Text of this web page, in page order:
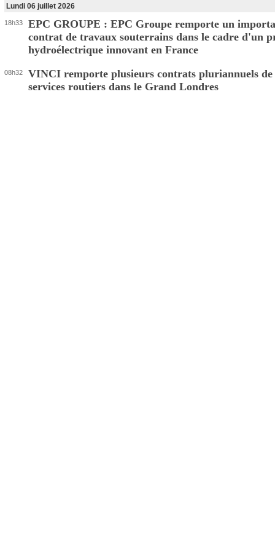
Lundi 06 juillet 2026
18h33
EPC GROUPE : EPC Groupe remporte un
contrat de travaux souterrains dans le cadre d'un
hydroélectrique innovant en France
08h32
VINCI remporte plusieurs contrats pluriannuels de
services routiers dans le Grand Londres